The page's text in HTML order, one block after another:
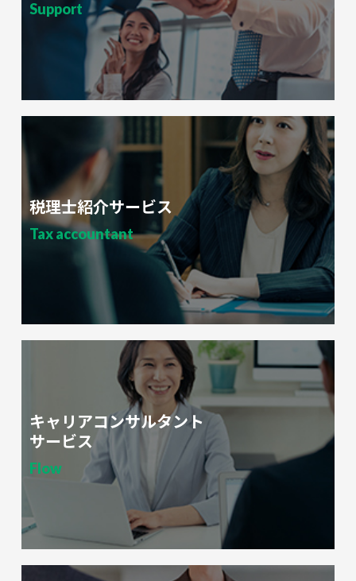
Support
税理士紹介サービス
Tax accountant
キャリアコンサルタント
サービス
Flow